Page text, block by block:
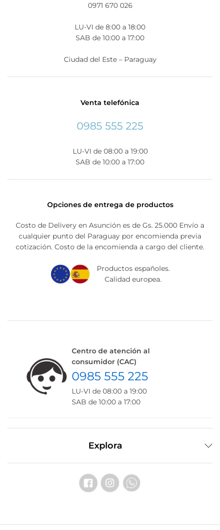
0971 670 026
LU-VI de 8:00 a 18:00
SAB de 10:00 a 17:00
Ciudad del Este – Paraguay
Venta telefónica
0985 555 225
LU-VI de 08:00 a 19:00
SAB de 10:00 a 17:00
Opciones de entrega de productos
Costo de Delivery en Asunción es de Gs. 25.000 Envío a
cualquier punto del Paraguay por encomienda previa
cotización. Costo de la encomienda a cargo del cliente.
Productos españoles.
Calidad europea.
Centro de atención al
consumidor (CAC)
0985 555 225
LU-VI de 08:00 a 19:00
SAB de 10:00 a 17:00
Explora